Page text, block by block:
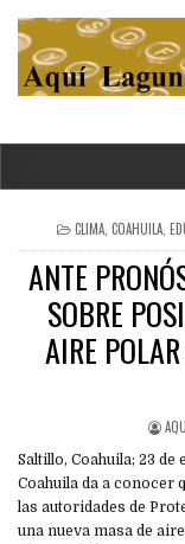
POSTED
IN
CLIMA COAHUILA
ANTE
SOBRE
AIRE
Saltillo, Coahuila; 23 de
Coahuila da a conocer
las autoridades de
una nueva masa de